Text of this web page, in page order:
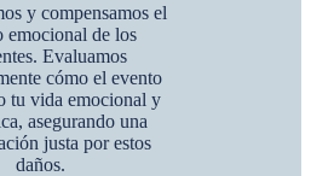
y compensamos el
emocional de los
Evaluamos
cómo el evento
tu vida emocional y
asegurando una
justa por estos
daños.